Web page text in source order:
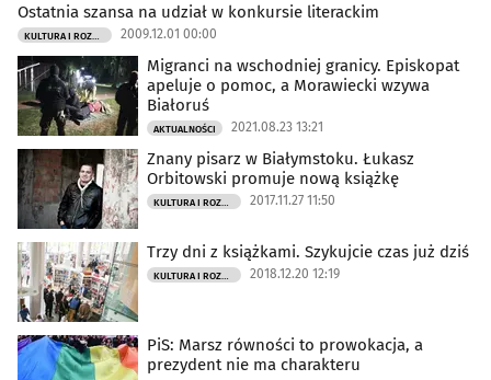
Ostatnia szansa na udział w konkursie literackim
2009.12.01 00:00
Migranci na wschodniej granicy. Episkopat
apeluje o pomoc, a Morawiecki wzywa
Białoruś
AKTUALNOŚCI 2021.08.23 13:21
Znany pisarz w Białymstoku. Łukasz
Orbitowski promuje nową książkę
2017.11.27 11:50
Trzy dni z książkami. Szykujcie czas już dziś
2018.12.20 12:19
PiS: Marsz równości to prowokacja, a
prezydent nie ma charakteru